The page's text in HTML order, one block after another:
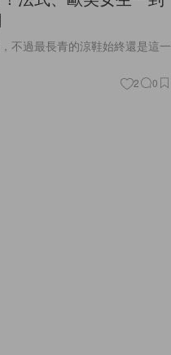
不過最長青的涼鞋始終還是這一
2 0